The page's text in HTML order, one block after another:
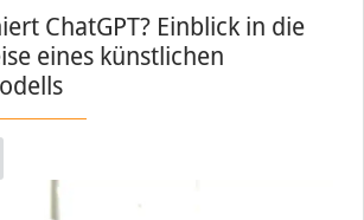
ChatGPT? Einblick in die
eines künstlichen